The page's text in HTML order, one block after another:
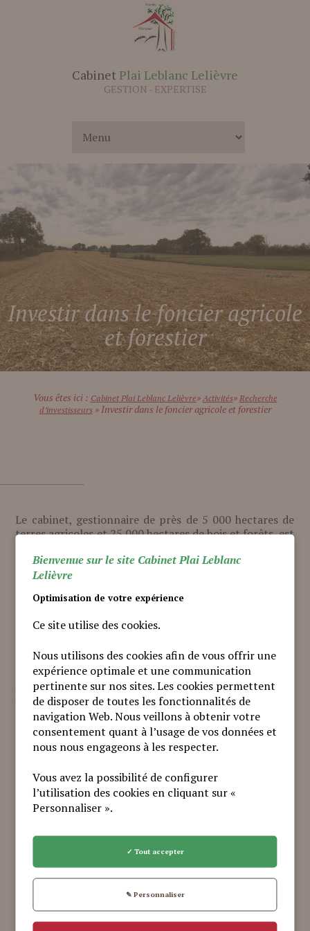
Cabinet Plai Leblanc Lelièvre
GESTION - EXPERTISE
Investir dans le foncier agricole
et forestier
Vous êtes ici : Cabinet Plai Leblanc Lelièvre»Activités»Recherche
d’investisseurs» Investir dans le foncier agricole et forestier
Le cabinet, gestionnaire de près de 5 000 hectares de
terres agricoles et 25 000 hectares de bois et forêts, est
forestières.
Bien souvent, les terres agricoles font directement
l’objet d’une acquisition par le preneur en place grâce
confère la priorité sur la vente grâce au droit de
particulièrement les plus jeunes, ne peuvent pas, ou ne
souhaitent pas être propriétaires de leur foncier.
Ainsi, le cabinet est à la recherche d’investisseurs
voulant diversifier leur patrimoine vers des actifs qui
génèrent peu de risque financier. Par ailleurs, les terres
agricoles confèrent à leur propriétaire, dans le cadre
d’un bail rural à long terme, des avantages fiscaux
successoraux et une réduction d’assiette de l’IFI
départements de la Mayenne (53), des Côtes d’Armor
(22) et de l’Eure (27).
Les surfaces varient entre 20 hectares et 100 hectares.
Bienvenue sur le site Cabinet Plai Leblanc
Lelièvre
Optimisation de votre expérience
Ce site utilise des cookies.
Nous utilisons des cookies afin de vous offrir une
expérience optimale et une communication
pertinente sur nos sites. Les cookies permettent
de disposer de toutes les fonctionnalités de
navigation Web. Nous veillons à obtenir votre
consentement quant à l’usage de vos données et
nous nous engageons à les respecter.
Vous avez la possibilité de configurer
l’utilisation des cookies en cliquant sur «
Personnaliser ».
✓ Tout accepter
✎ Personnaliser